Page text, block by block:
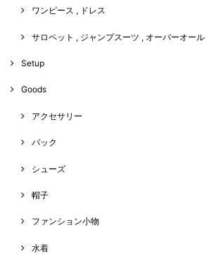
ワンピース , ドレス
サロペット , ジャンプスーツ , オーバーオール
Setup
Goods
アクセサリー
バック
シューズ
帽子
ファンション小物
水着